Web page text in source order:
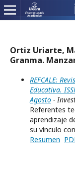
Ortiz Uriarte,
Granma.
REFCALE:
Educativa.
Agosto -
Referentes
aprendizaje
su vínculo
Resumen